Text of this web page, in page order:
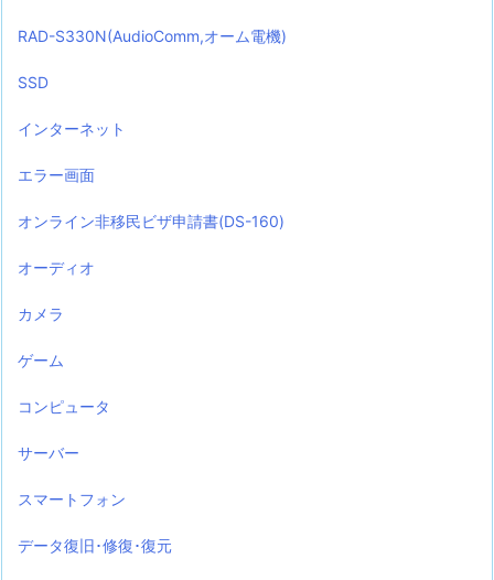
RAD-S330N(AudioComm,オーム電機)
SSD
インターネット
エラー画面
オンライン非移民ビザ申請書(DS-160)
オーディオ
カメラ
ゲーム
コンピュータ
サーバー
スマートフォン
データ復旧･修復･復元